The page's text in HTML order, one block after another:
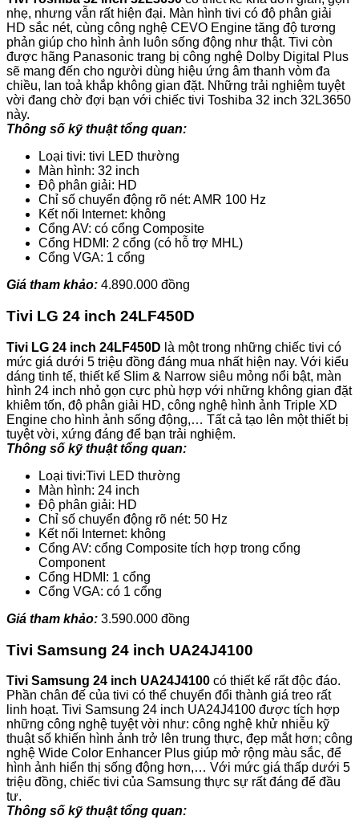
nhẹ, nhưng vẫn rất hiện đại. Màn hình tivi có độ phân giải
HD sắc nét, cùng công nghệ CEVO Engine tăng độ tương
phản giúp cho hình ảnh luôn sống động như thật. Tivi còn
được hãng Panasonic trang bị công nghệ Dolby Digital Plus
sẽ mang đến cho người dùng hiệu ứng âm thanh vòm đa
chiều, lan toả khắp không gian đặt. Những trải nghiệm tuyệt
vời đang chờ đợi bạn với chiếc tivi Toshiba 32 inch 32L3650
này.
Thông số kỹ thuật tổng quan:
Loại tivi: tivi LED thường
Màn hình: 32 inch
Độ phân giải: HD
Chỉ số chuyển động rõ nét: AMR 100 Hz
Kết nối Internet: không
Cổng AV: có cổng Composite
Cổng HDMI: 2 cổng (có hỗ trợ MHL)
Cổng VGA: 1 cổng
Giá tham khảo: 4.890.000 đồng
Tivi LG 24 inch 24LF450D
Tivi LG 24 inch 24LF450D là một trong những chiếc tivi có
mức giá dưới 5 triệu đồng đáng mua nhất hiện nay. Với kiểu
dáng tinh tế, thiết kế Slim & Narrow siêu mỏng nổi bật, màn
hình 24 inch nhỏ gọn cực phù hợp với những không gian đặt
khiêm tốn, độ phân giải HD, công nghệ hình ảnh Triple XD
Engine cho hình ảnh sống động,… Tất cả tạo lên một thiết bị
tuyệt vời, xứng đáng để bạn trải nghiệm.
Thông số kỹ thuật tổng quan:
Loại tivi:Tivi LED thường
Màn hình: 24 inch
Độ phân giải: HD
Chỉ số chuyển động rõ nét: 50 Hz
Kết nối Internet: không
Cổng AV: cổng Composite tích hợp trong cổng
Component
Cổng HDMI: 1 cổng
Cổng VGA: có 1 cổng
Giá tham khảo: 3.590.000 đồng
Tivi Samsung 24 inch UA24J4100
Tivi Samsung 24 inch UA24J4100 có thiết kế rất độc đáo.
Phần chân đế của tivi có thể chuyển đổi thành giá treo rất
linh hoạt. Tivi Samsung 24 inch UA24J4100 được tích hợp
những công nghệ tuyệt vời như: công nghệ khử nhiễu kỹ
thuật số khiến hình ảnh trở lên trung thực, đẹp mắt hơn; công
nghệ Wide Color Enhancer Plus giúp mở rộng màu sắc, để
hình ảnh hiển thị sống động hơn,… Với mức giá thấp dưới 5
triệu đồng, chiếc tivi của Samsung thực sự rất đáng để đầu
tư.
Thông số kỹ thuật tổng quan: